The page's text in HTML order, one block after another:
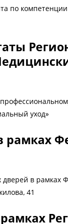
по
уход»
в рамках
41